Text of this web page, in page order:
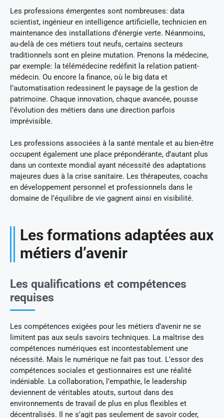
Les professions émergentes sont nombreuses: data
scientist, ingénieur en intelligence artificielle, technicien en
maintenance des installations d’énergie verte. Néanmoins,
au-delà de ces métiers tout neufs, certains secteurs
traditionnels sont en pleine mutation. Prenons la médecine,
par exemple: la télémédecine redéfinit la relation patient-
médecin. Ou encore la finance, où le big data et
l’automatisation redessinent le paysage de la gestion de
patrimoine. Chaque innovation, chaque avancée, pousse
l’évolution des métiers dans une direction parfois
imprévisible.
Les professions associées à la santé mentale et au bien-être
occupent également une place prépondérante, d’autant plus
dans un contexte mondial ayant nécessité des adaptations
majeures dues à la crise sanitaire. Les thérapeutes, coachs
en développement personnel et professionnels dans le
domaine de l’équilibre de vie gagnent ainsi en visibilité.
Les formations adaptées aux
métiers d’avenir
Les qualifications et compétences
requises
Les compétences exigées pour les métiers d’avenir ne se
limitent pas aux seuls savoirs techniques. La maîtrise des
compétences numériques est incontestablement une
nécessité. Mais le numérique ne fait pas tout. L’essor des
compétences sociales et gestionnaires est une réalité
indéniable. La collaboration, l’empathie, le leadership
deviennent de véritables atouts, surtout dans des
environnements de travail de plus en plus flexibles et
décentralisés. Il ne s’agit pas seulement de savoir coder,